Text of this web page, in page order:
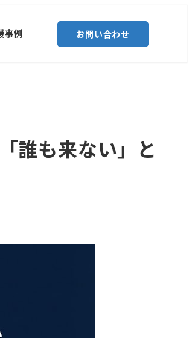
事例 お問い合わせ
誰も来ない」と